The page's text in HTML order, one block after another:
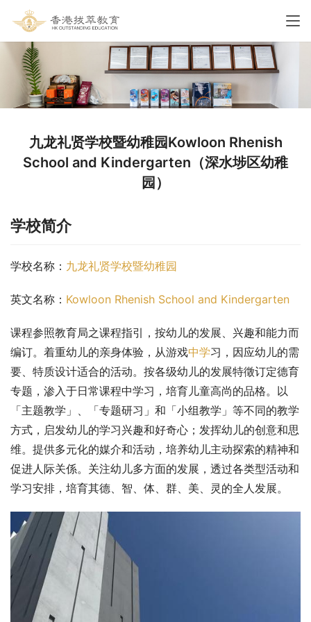
九龙礼贤学校暨幼稚园Kowloon Rhenish
School and Kindergarten（深水埗区幼稚
园）
学校简介
学校名称： 九龙礼贤学校暨幼稚园
英文名称： Kowloon Rhenish School and Kindergarten
课程参照教育局之课程指引，按幼儿的发展、兴趣和能力而
编订。着重幼儿的亲身体验，从游戏中学习，因应幼儿的需
要、特质设计适合的活动。按各级幼儿的发展特徵订定德育
专题，渗入于日常课程中学习，培育儿童高尚的品格。以
「主题教学」、「专题研习」和「小组教学」等不同的教学
方式，启发幼儿的学习兴趣和好奇心；发挥幼儿的创意和思
维。提供多元化的媒介和活动，培养幼儿主动探索的精神和
促进人际关係。关注幼儿多方面的发展，透过各类型活动和
学习安排，培育其德、智、体、群、美、灵的全人发展。